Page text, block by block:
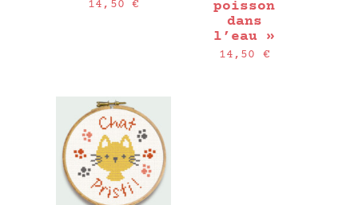
14,50€
poisson
dans
l’eau »
14,50 €
AJOUTER AU